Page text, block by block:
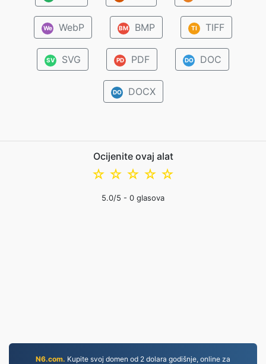
We WebP BM BMP TI TIFF
SV SVG PD PDF DO DOC
DO DOCX
Ocijenite ovaj alat
☆
☆
☆
☆
☆
5.0/5 - 0 glasova
N6.com. Kupite svoj domen od 2 dolara godišnje, online za